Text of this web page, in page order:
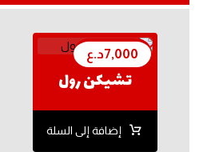
تشيكن رول
7,000د.ع
إضافة إلى السلة